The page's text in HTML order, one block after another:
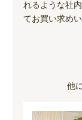
れるような社
てお買い求め
他